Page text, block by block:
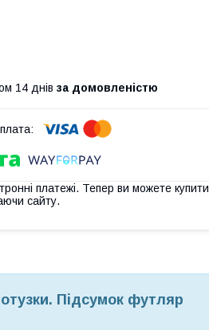
14 днів за домовленістю
платежі. Тепер ви можете купити
сайту.
Підсумок футляр